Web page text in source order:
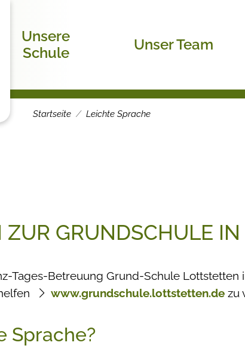
Unsere
Schule
Unser Team
Startseite Leichte Sprache
GRUNDSCHULE
Tages-Betreuung Grund-Schule Lottstetten
www.grundschule.lottstetten.dezu
Sprache?